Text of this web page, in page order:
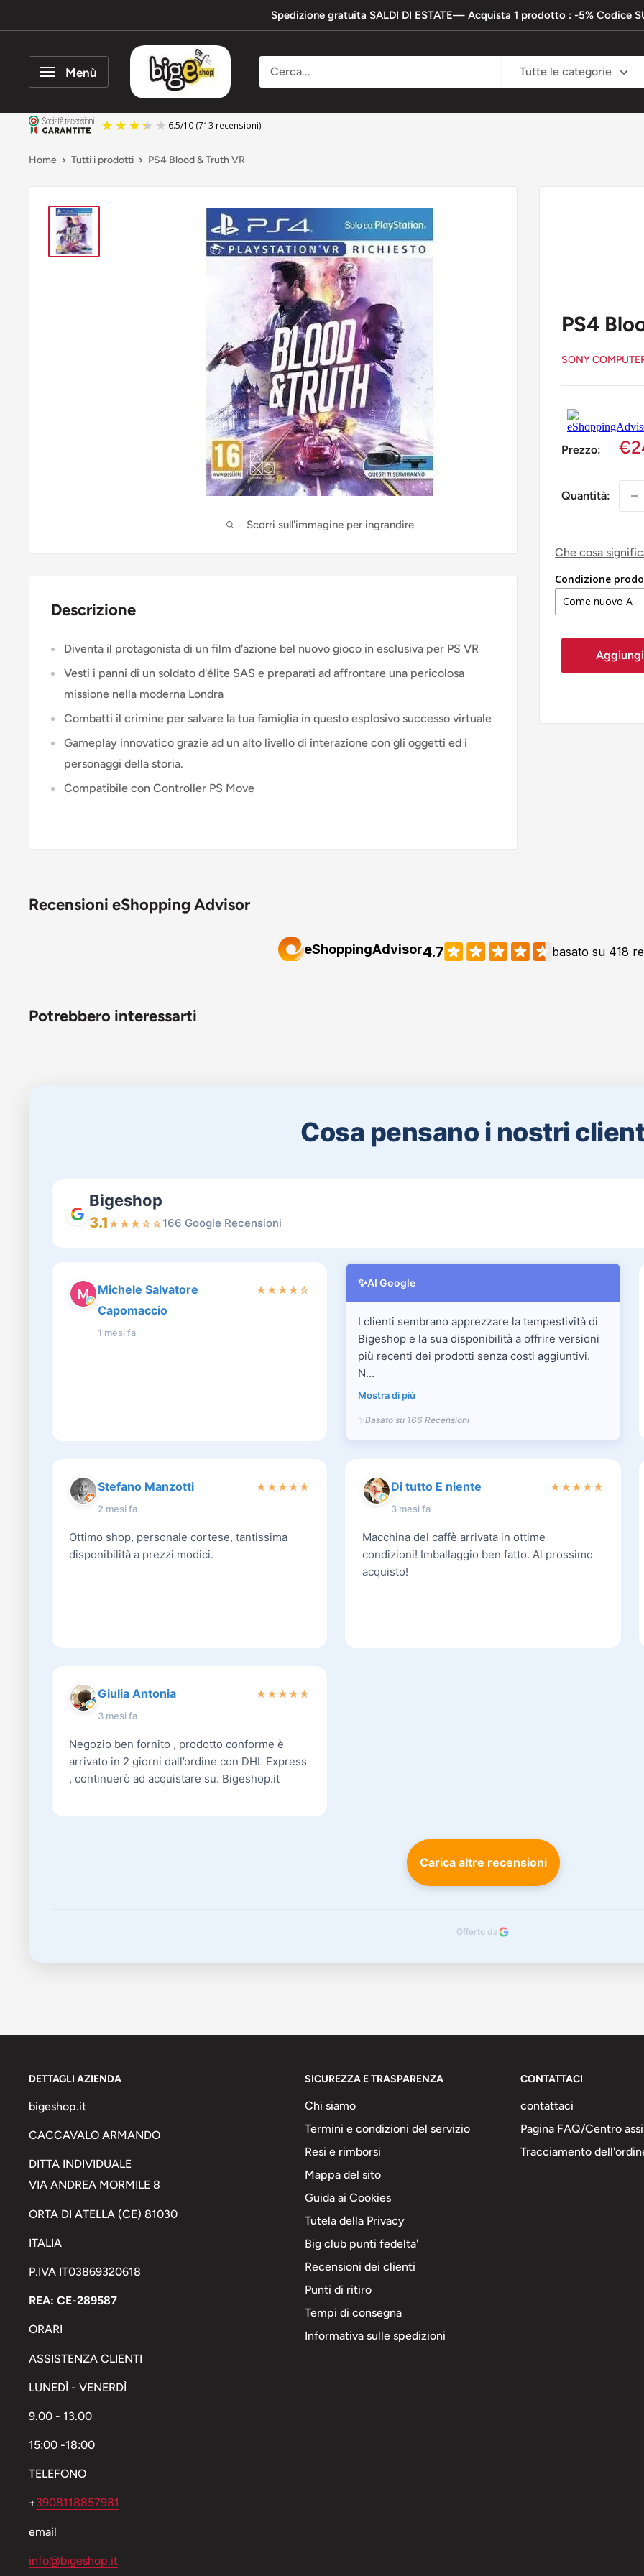
al
Spedizione gratuita SALDI DI ESTATE— Acquista 1 prodotto : -5% Codice
Menù
bigeshop
Tutte le categorie
Home Tutti i prodotti PS4 Blood & Truth VR
Scorri sull'immagine per ingrandire
PS4
SONY
Prezzo:
Quantità:
Che cosa
Condizione
Come nuovo A
Buono stato
Descrizione
Diventa il protagonista di un film d'azione bel nuovo gioco in esclusiva per PS VR
Vesti i panni di un soldato d'élite SAS e preparati ad affrontare una pericolosa
missione nella moderna Londra
Combatti il crimine per salvare la tua famiglia in questo esplosivo successo virtuale
Gameplay innovatico grazie ad un alto livello di interazione con gli oggetti ed i
personaggi della storia.
Compatibile con Controller PS Move
Recensioni eShopping Advisor
Potrebbero interessarti
Cosa pensano i nostri
Bigeshop
3.1★★★☆☆166 Google Recensioni
Michele Salvatore
Capomaccio
1 mesi fa
★★★★☆
✨AI Google
I clienti sembrano apprezzare la tempestività di
Bigeshop e la sua disponibilità a offrire versioni
più recenti dei prodotti senza costi aggiuntivi.
N...
Mostra di più
Basato su 166 Recensioni
Stefano Manzotti
2 mesi fa
★★★★★
Ottimo shop, personale cortese, tantissima
disponibilità a prezzi modici.
Di tutto E niente
3 mesi fa
★★★★★
Macchina del caffè arrivata in ottime
condizioni! Imballaggio ben fatto. Al prossimo
acquisto!
Giulia Antonia
3 mesi fa
★★★★★
Negozio ben fornito , prodotto conforme è
arrivato in 2 giorni dall’ordine con DHL Express
, continuerò ad acquistare su. Bigeshop.it
Carica altre recensioni
Offerto da
DETTAGLI AZIENDA
bigeshop.it
CACCAVALO ARMANDO
DITTA INDIVIDUALE
VIA ANDREA MORMILE 8
ORTA DI ATELLA (CE) 81030
ITALIA
P.IVA IT03869320618
REA: CE-289587
ORARI
ASSISTENZA CLIENTI
LUNEDÌ - VENERDÌ
9.00 - 13.00
15:00 -18:00
TELEFONO
+3908118857981
email
info@bigeshop.it
SICUREZZA E TRASPARENZA
Chi siamo
Termini e condizioni del servizio
Resi e rimborsi
Mappa del sito
Guida ai Cookies
Tutela della Privacy
Big club punti fedelta'
Recensioni dei clienti
Punti di ritiro
Tempi di consegna
Informativa sulle spedizioni
CONTATTACI
contattaci
Pagina FAQ/Centro
Tracciamento